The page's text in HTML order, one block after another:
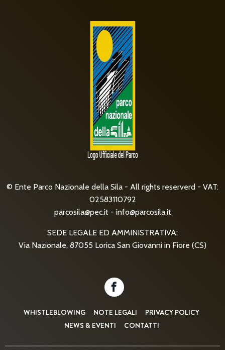
© Ente Parco Nazionale della Sila - All rights reserverd - VAT:
02583110792
parcosila@pec.it- info@parcosila.it
SEDE LEGALE ED AMMINISTRATIVA:
Via Nazionale, 87055 Lorica San Giovanni in Fiore (CS)
WHISTLEBLOWING NOTE LEGALI
PRIVACY POLICY
NEWS & EVENTI
CONTATTI